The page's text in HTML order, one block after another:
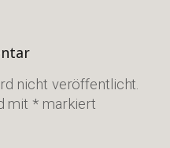
nicht veröffentlicht.
mit *markiert